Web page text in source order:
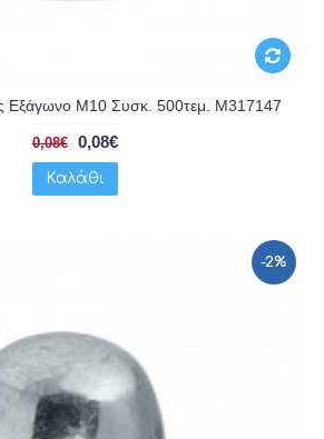
Εξάγωνο Μ10 Συσκ. 500τεμ. M317147
0,08€ 0,08€
Καλάθι
-2%